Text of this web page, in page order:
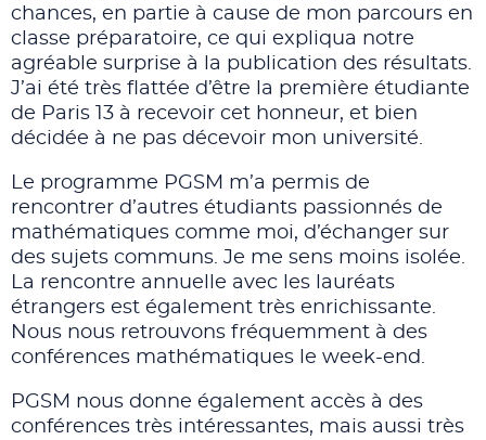
chances, en partie à cause de mon parcours en
classe préparatoire, ce qui expliqua notre
agréable surprise à la publication des résultats.
J’ai été très flattée d’être la première étudiante
de Paris 13 à recevoir cet honneur, et bien
décidée à ne pas décevoir mon université.
Le programme PGSM m’a permis de
rencontrer d’autres étudiants passionnés de
mathématiques comme moi, d’échanger sur
des sujets communs. Je me sens moins isolée.
La rencontre annuelle avec les lauréats
étrangers est également très enrichissante.
Nous nous retrouvons fréquemment à des
conférences mathématiques le week-end.
PGSM nous donne également accès à des
conférences très intéressantes, mais aussi très